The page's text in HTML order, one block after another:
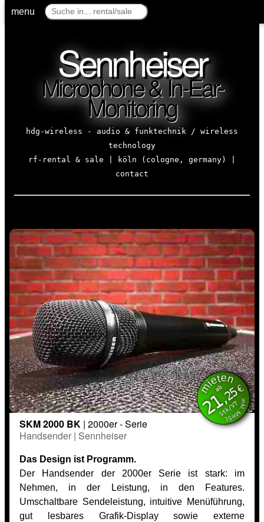
menu
Sennheiser
Microphone & In-Ear-
Monitoring
hdg-wireless - audio & funktechnik / wireless
technology
rf-rental & sale | köln (cologne, germany) |
contact
mieten
inkl. MwSt.
ab
21,25€
Stk/VT
SKM 2000 BK | 2000er - Serie
Handsender | Sennheiser
Das Design ist Programm.
Der Handsender der 2000er Serie ist stark: im
Nehmen, in der Leistung, in den Features.
Umschaltbare Sendeleistung, intuitive Menüführung,
gut lesbares Grafik-Display sowie externe